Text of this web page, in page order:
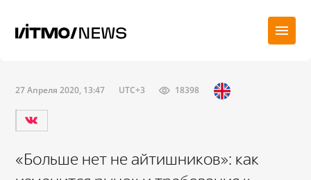
27 Апреля 2020, 13:47 UTC+3 18398
«Больше нет не айтишников»: как